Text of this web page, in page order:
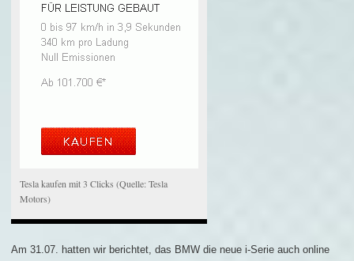
Tesla kaufen mit 3 Clicks (Quelle: Tesla
Motors)
Am 31.07. hatten wir berichtet, das BMW die neue i-Serie auch online